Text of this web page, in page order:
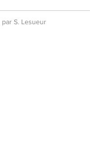
S. Lesueur